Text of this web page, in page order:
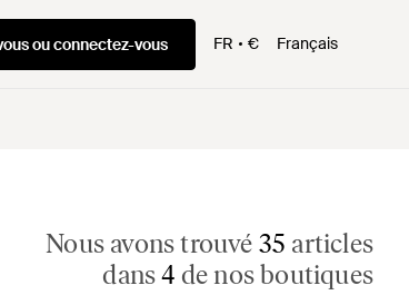
ou connectez-vous FR € Français
Nous avons trouvé 35 articles
dans4 de nos boutiques